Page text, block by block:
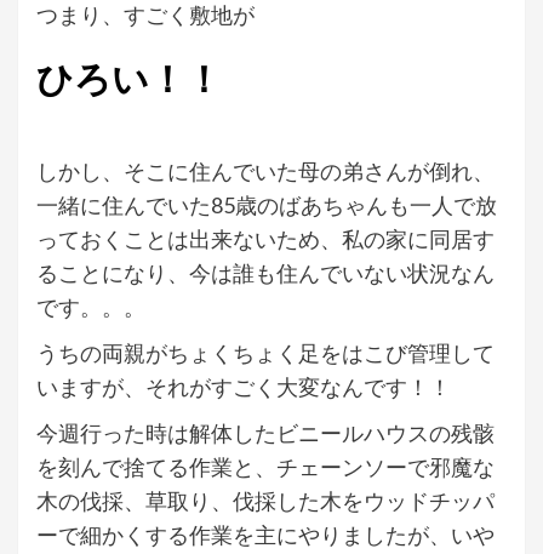
つまり、すごく敷地が
ひろい！！
しかし、そこに住んでいた母の弟さんが倒れ、
一緒に住んでいた85歳のばあちゃんも一人で放
っておくことは出来ないため、私の家に同居す
ることになり、今は誰も住んでいない状況なん
です。。。
うちの両親がちょくちょく足をはこび管理して
いますが、それがすごく大変なんです！！
今週行った時は解体したビニールハウスの残骸
を刻んで捨てる作業と、チェーンソーで邪魔な
木の伐採、草取り、伐採した木をウッドチッパ
ーで細かくする作業を主にやりましたが、いや